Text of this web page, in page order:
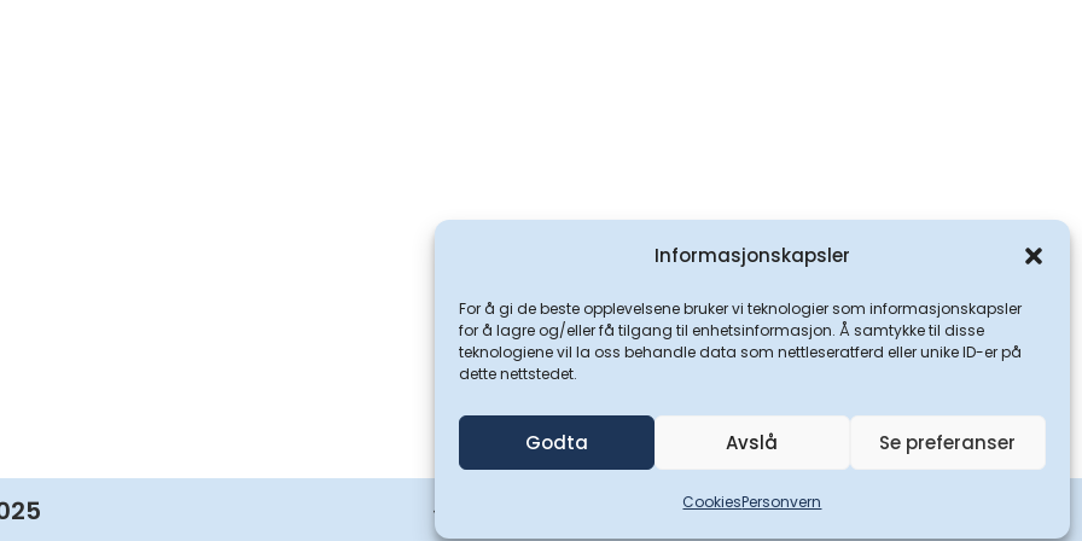
Informasjonskapsler
For å gi de beste opplevelsene bruker vi teknologier som informasjonskapsler
for å lagre og/eller få tilgang til enhetsinformasjon. Å samtykke til disse
teknologiene vil la oss behandle data som nettleseratferd eller unike ID-er på
dette nettstedet.
Godta Avslå Se preferanser
CookiesPersonvern
 Snowberry Design